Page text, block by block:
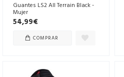
Guantes LS2 All Terrain Black -
Mujer
54,99€
COMPRAR